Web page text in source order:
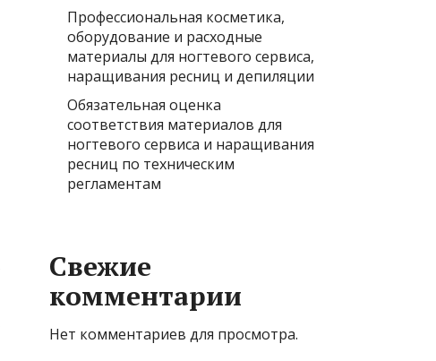
Профессиональная косметика,
оборудование и расходные
материалы для ногтевого сервиса,
наращивания ресниц и депиляции
Обязательная оценка
соответствия материалов для
ногтевого сервиса и наращивания
ресниц по техническим
регламентам
Свежие
комментарии
Нет комментариев для просмотра.